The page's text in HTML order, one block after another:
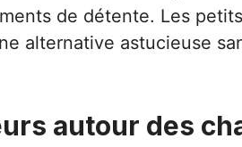
de détente. Les
alternative astucieuse
autour des